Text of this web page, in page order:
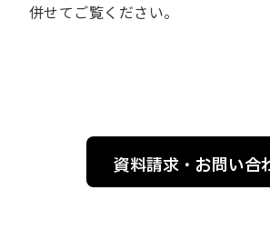
併せてご覧ください。
資料請求・お問い合